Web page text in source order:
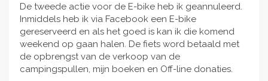
As sieraden:
Mijn dochters willen graag mijn as laten verwerken in
onder andere sieraden.
Stamboomfoto's: Doel behaald.
De tweede actie voor de E-bike heb ik geannuleerd.
Inmiddels heb ik via Facebook een E-bike
gereserveerd en als het goed is kan ik die komend
weekend op gaan halen. De fiets word betaald met
de opbrengst van de verkoop van de
campingspullen, mijn boeken en Off-line donaties.